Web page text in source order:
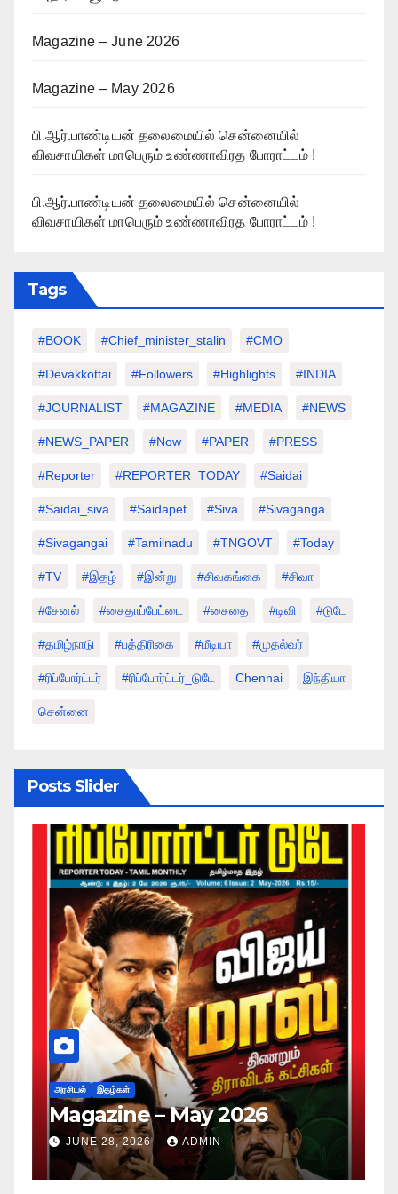
Magazine – June 2026
Magazine – May 2026
பி.ஆர்.பாண்டியன் தலைமையில் சென்னையில்
விவசாயிகள் மாபெரும் உண்ணாவிரத போராட்டம் !
பி.ஆர்.பாண்டியன் தலைமையில் சென்னையில்
விவசாயிகள் மாபெரும் உண்ணாவிரத போராட்டம் !
Tags
#BOOK #chief_minister_stalin #CMO
#devakkottai #followers #highlights #INDIA
#JOURNALIST #MAGAZINE #MEDIA #NEWS
#NEWS_PAPER #Now #PAPER #PRESS
#Reporter #REPORTER_TODAY #saidai
#saidai_siva #saidapet #Siva #Sivaganga
#sivagangai #tamilnadu #TNGOVT #today
#TV #இதழ் #இன்று #சிவகங்கை #சிவா
#சேனல் #சைதாப்பேட்டை #சைதை #டிவி #டுடே
#தமிழ்நாடு #பத்திரிகை #மீடியா #முதல்வர்
#ரிப்போர்ட்டர் #ரிப்போர்ட்டர்_டுடே Chennai இந்தியா
சென்னை
Posts Slider
அரசியல் இதழ்கள்
Magazine – May 2026
JUNE 28, 2026 ADMIN